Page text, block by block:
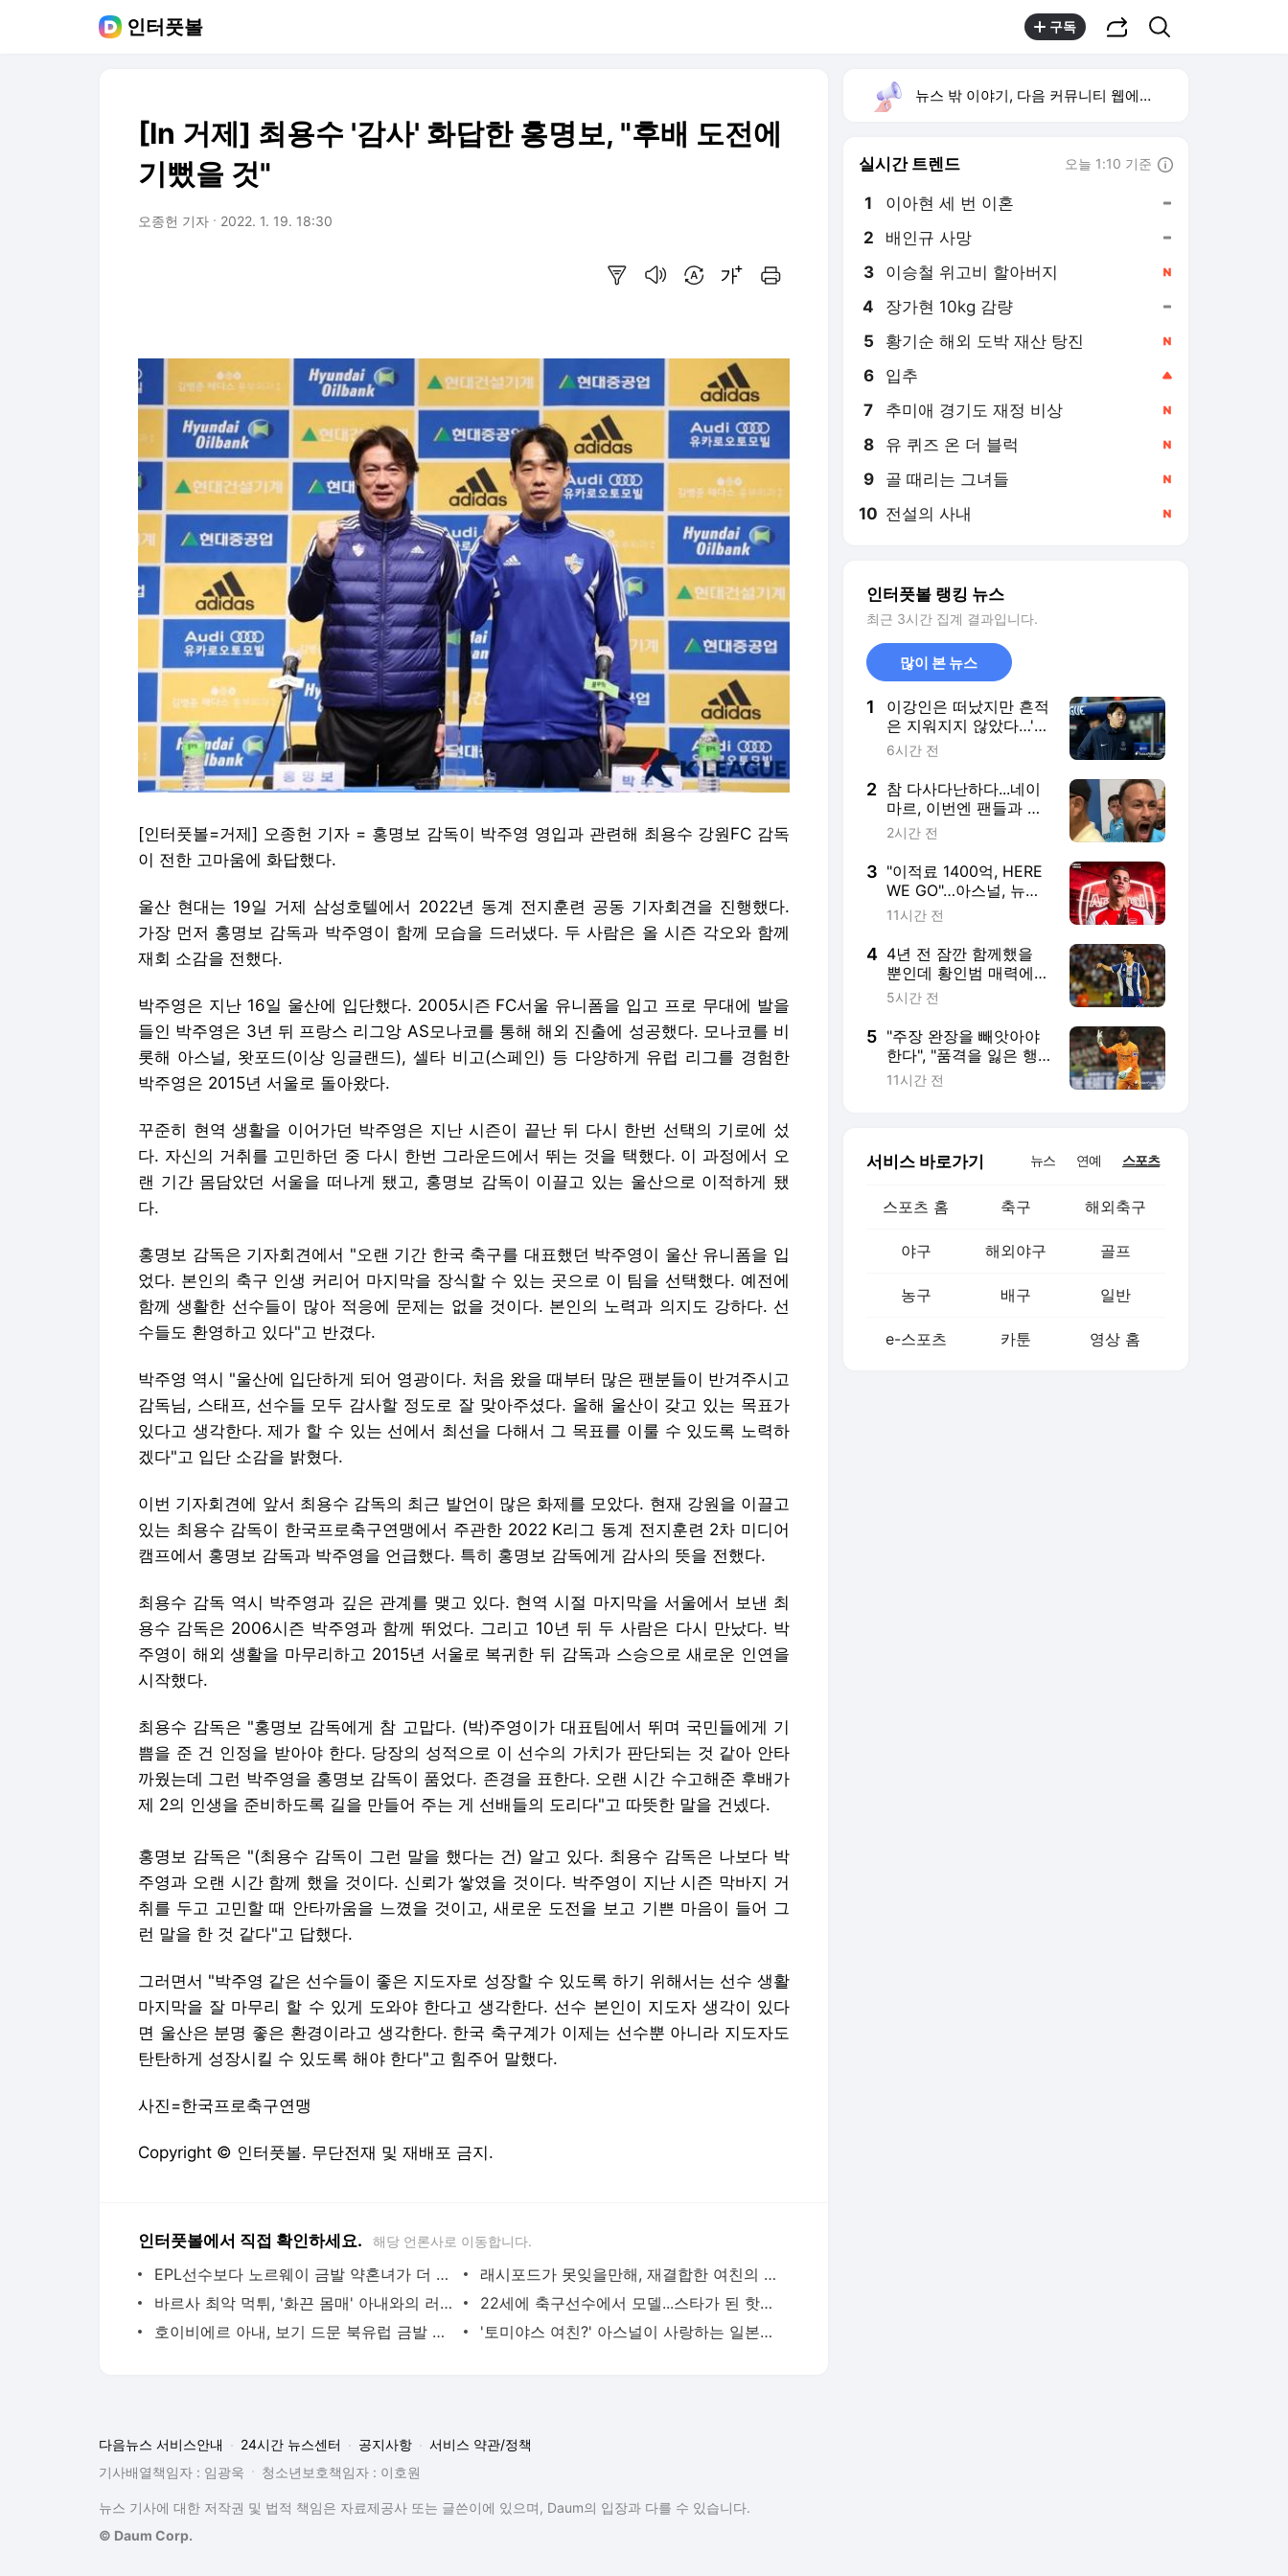
인터풋볼 구독
[In 거제] 최용수 '감사' 화답한 홍명보, "후배 도전에
기뻤을 것"
오종헌 기자 2022. 1. 19. 18:30
[인터풋볼=거제] 오종헌 기자 = 홍명보 감독이 박주영 영입과 관련해 최용수 강원FC 감독
이 전한 고마움에 화답했다.
울산 현대는 19일 거제 삼성호텔에서 2022년 동계 전지훈련 공동 기자회견을 진행했다.
가장 먼저 홍명보 감독과 박주영이 함께 모습을 드러냈다. 두 사람은 올 시즌 각오와 함께
재회 소감을 전했다.
박주영은 지난 16일 울산에 입단했다. 2005시즌 FC서울 유니폼을 입고 프로 무대에 발을
들인 박주영은 3년 뒤 프랑스 리그앙 AS모나코를 통해 해외 진출에 성공했다. 모나코를 비
롯해 아스널, 왓포드(이상 잉글랜드), 셀타 비고(스페인) 등 다양하게 유럽 리그를 경험한
박주영은 2015년 서울로 돌아왔다.
꾸준히 현역 생활을 이어가던 박주영은 지난 시즌이 끝난 뒤 다시 한번 선택의 기로에 섰
다. 자신의 거취를 고민하던 중 다시 한번 그라운드에서 뛰는 것을 택했다. 이 과정에서 오
랜 기간 몸담았던 서울을 떠나게 됐고, 홍명보 감독이 이끌고 있는 울산으로 이적하게 됐
다.
홍명보 감독은 기자회견에서 "오랜 기간 한국 축구를 대표했던 박주영이 울산 유니폼을 입
었다. 본인의 축구 인생 커리어 마지막을 장식할 수 있는 곳으로 이 팀을 선택했다. 예전에
함께 생활한 선수들이 많아 적응에 문제는 없을 것이다. 본인의 노력과 의지도 강하다. 선
수들도 환영하고 있다"고 반겼다.
박주영 역시 "울산에 입단하게 되어 영광이다. 처음 왔을 때부터 많은 팬분들이 반겨주시고
감독님, 스태프, 선수들 모두 감사할 정도로 잘 맞아주셨다. 올해 울산이 갖고 있는 목표가
있다고 생각한다. 제가 할 수 있는 선에서 최선을 다해서 그 목표를 이룰 수 있도록 노력하
겠다"고 입단 소감을 밝혔다.
이번 기자회견에 앞서 최용수 감독의 최근 발언이 많은 화제를 모았다. 현재 강원을 이끌고
있는 최용수 감독이 한국프로축구연맹에서 주관한 2022 K리그 동계 전지훈련 2차 미디어
캠프에서 홍명보 감독과 박주영을 언급했다. 특히 홍명보 감독에게 감사의 뜻을 전했다.
최용수 감독 역시 박주영과 깊은 관계를 맺고 있다. 현역 시절 마지막을 서울에서 보낸 최
용수 감독은 2006시즌 박주영과 함께 뛰었다. 그리고 10년 뒤 두 사람은 다시 만났다. 박
주영이 해외 생활을 마무리하고 2015년 서울로 복귀한 뒤 감독과 스승으로 새로운 인연을
시작했다.
최용수 감독은 "홍명보 감독에게 참 고맙다. (박)주영이가 대표팀에서 뛰며 국민들에게 기
쁨을 준 건 인정을 받아야 한다. 당장의 성적으로 이 선수의 가치가 판단되는 것 같아 안타
까웠는데 그런 박주영을 홍명보 감독이 품었다. 존경을 표한다. 오랜 시간 수고해준 후배가
제 2의 인생을 준비하도록 길을 만들어 주는 게 선배들의 도리다"고 따뜻한 말을 건넸다.
홍명보 감독은 "(최용수 감독이 그런 말을 했다는 건) 알고 있다. 최용수 감독은 나보다 박
주영과 오랜 시간 함께 했을 것이다. 신뢰가 쌓였을 것이다. 박주영이 지난 시즌 막바지 거
취를 두고 고민할 때 안타까움을 느꼈을 것이고, 새로운 도전을 보고 기쁜 마음이 들어 그
런 말을 한 것 같다"고 답했다.
그러면서 "박주영 같은 선수들이 좋은 지도자로 성장할 수 있도록 하기 위해서는 선수 생활
마지막을 잘 마무리 할 수 있게 도와야 한다고 생각한다. 선수 본인이 지도자 생각이 있다
면 울산은 분명 좋은 환경이라고 생각한다. 한국 축구계가 이제는 선수뿐 아니라 지도자도
탄탄하게 성장시킬 수 있도록 해야 한다"고 힘주어 말했다.
사진=한국프로축구연맹
Copyright © 인터풋볼. 무단전재 및 재배포 금지.
인터풋볼에서 직접 확인하세요. 해당 언론사로 이동합니다.
EPL선수보다 노르웨이 금발 약혼녀가 더 부럽네 - 인터풋볼
래시포드가 못잊을만해, 재결합한 여친의 미모 수준 - 인터풋볼
바르사 최악 먹튀, '화끈 몸매' 아내와의 러브 스토리 - 인터풋볼
22세에 축구선수에서 모델...스타가 된 핫바디 - 인터풋볼
호이비에르 아내, 보기 드문 북유럽 금발 청순 - 인터풋볼
'토미야스 여친?' 아스널이 사랑하는 일본女 눈길 - 인터풋볼
뉴스 밖 이야기, 다음 커뮤니티 웹에서 보기
실시간 트렌드 오늘 1:10 기준
1 이아현 세 번 이혼
2 배인규 사망
3 이승철 위고비 할아버지
4 장가현 10kg 감량
5 황기순 해외 도박 재산 탕진
6 입추
7 추미애 경기도 재정 비상
8 유 퀴즈 온 더 블럭
9 골 때리는 그녀들
10 전설의 사내
인터풋볼 랭킹 뉴스
최근 3시간 집계 결과입니다.
많이 본 뉴스
1
이강인은 떠났지만 흔적
은 지워지지 않았다…'트
레블' PSG, 2부 강등 마
이유 "이적 과정에서 협
의된 조건"
6시간 전
2 참 다사다난하다...네이
마르, 이번엔 팬들과 언
쟁으로 구설수 "고함지
짐으로 이어질 뻔했어"
2시간 전
3 "이적료 1400억, HERE
WE GO"…아스널, 뉴캐
슬 중원 핵심 기마랑이
'유럽 최고급 중원' 완성
11시간 전
4 4년 전 잠깐 함께했을
뿐인데 황인범 매력에
푹 빠졌다…전 동료도
예의 바르며 재능과 기
량이 넘친다"
5시간 전
5 "주장 완장을 빼앗아야
한다", "품격을 잃은 행
동"…'AC 밀란 영원한 주
11시간 전
서비스 바로가기 뉴스 연예 스포츠
스포츠 홈 축구 해외축구
야구 해외야구 골프
농구 배구 일반
e-스포츠 카툰 영상 홈
다음뉴스 서비스안내 24시간 뉴스센터 공지사항
서비스 약관/정책
기사배열책임자 : 임광욱
청소년보호책임자 : 이호원
뉴스 기사에 대한 저작권 및 법적 책임은 자료제공사 또는 글쓴이에 있으며, Daum의 입장과 다를 수 있습니다.
© Daum Corp.